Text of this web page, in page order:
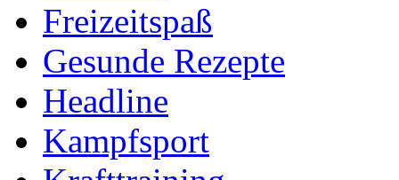
Freizeitspaß
Gesunde Rezepte
Headline
Kampfsport